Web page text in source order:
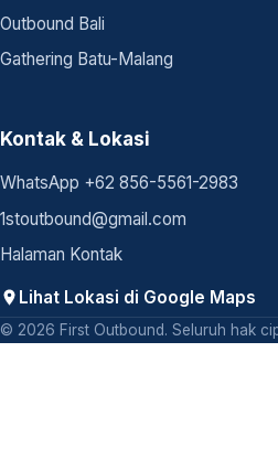
Outbound Bali
Gathering Batu-Malang
Kontak & Lokasi
WhatsApp +62 856-5561-2983
1stoutbound@gmail.com
Halaman Kontak
Lihat Lokasi di Google Maps
© 2026 First Outbound. Seluruh hak